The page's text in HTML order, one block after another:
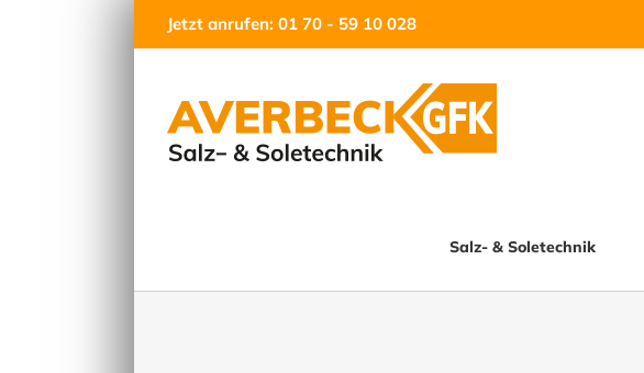
Jetzt anrufen: 01 70 - 59 10 028
Salz- & Soletechnik